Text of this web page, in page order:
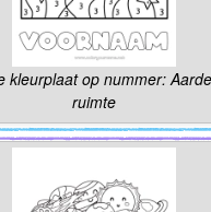
kleurplaat op nummer:
ruimte